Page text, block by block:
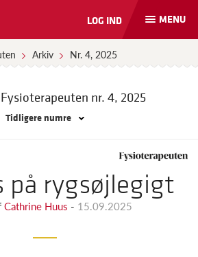
Åbn
og
MENU
LOG IND
Arkiv Nr. 4, 2025
nr. 4, 2025
Tidligere numre
på rygsøjlegigt
Cathrine Huus - 15.09.2025